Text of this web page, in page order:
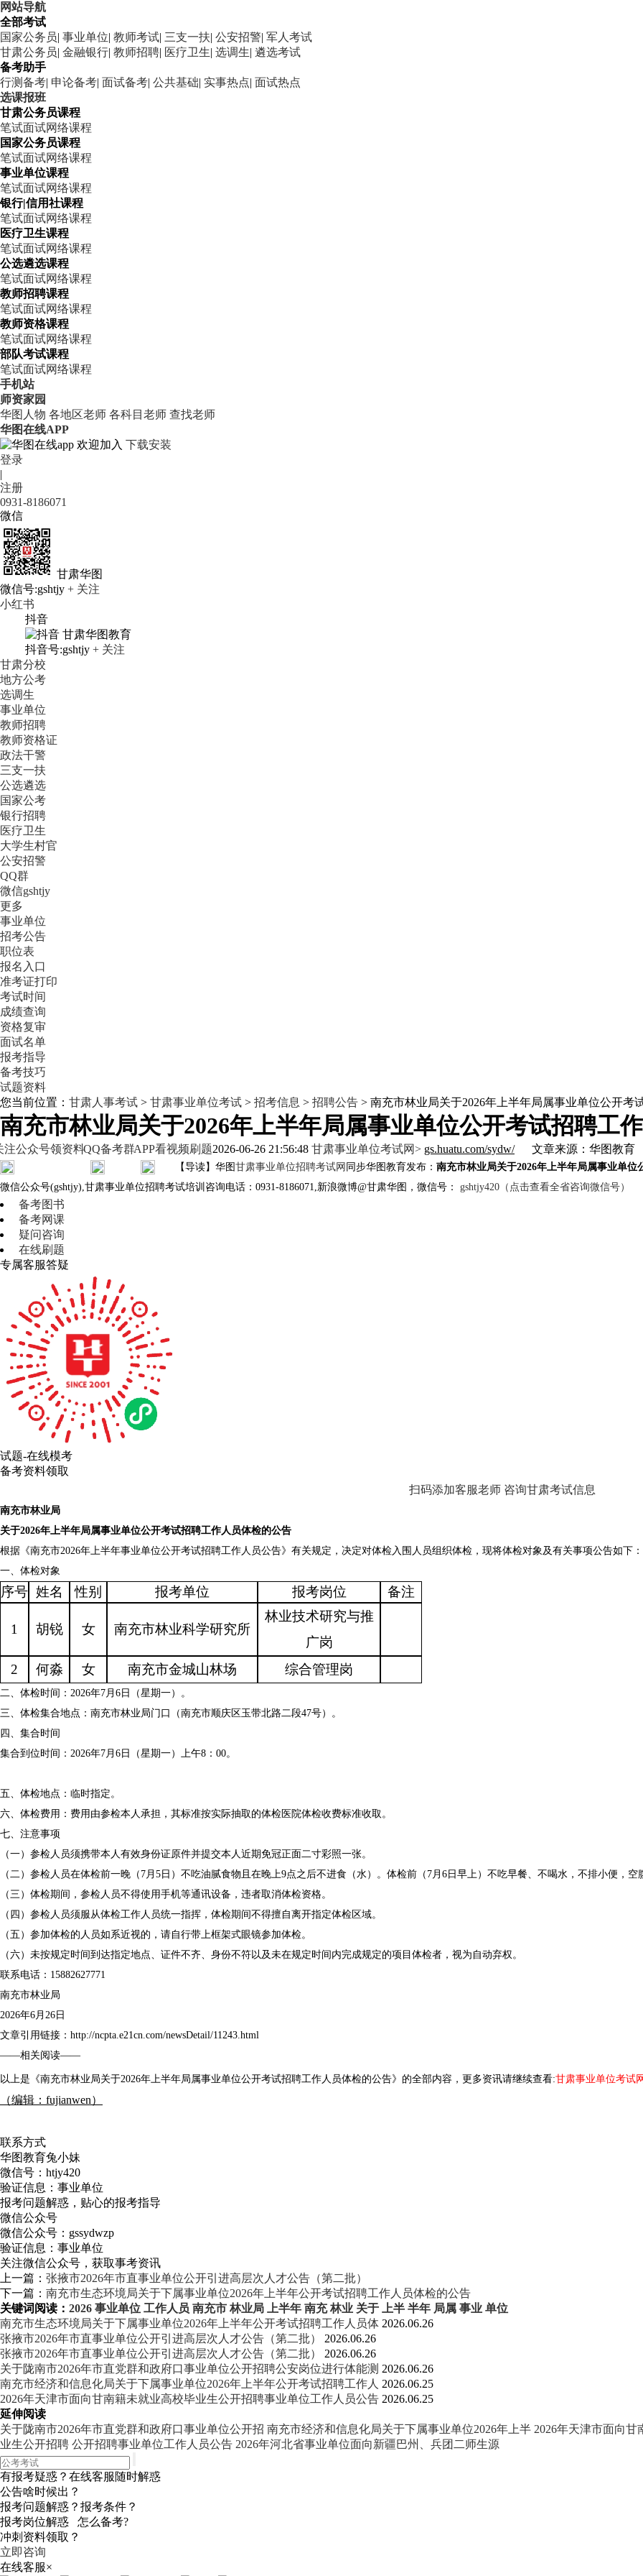
网站导航
全部考试
国家公务员| 事业单位| 教师考试| 三支一扶| 公安招警| 军人考试
甘肃公务员| 金融银行| 教师招聘| 医疗卫生| 选调生| 遴选考试
备考助手
行测备考| 申论备考| 面试备考| 公共基础| 实事热点| 面试热点
选课报班
甘肃公务员课程
笔试面试网络课程
国家公务员课程
笔试面试网络课程
事业单位课程
笔试面试网络课程
银行|信用社课程
笔试面试网络课程
医疗卫生课程
笔试面试网络课程
公选遴选课程
笔试面试网络课程
教师招聘课程
笔试面试网络课程
教师资格课程
笔试面试网络课程
部队考试课程
笔试面试网络课程
手机站
师资家园
华图人物 各地区老师 各科目老师 查找老师
华图在线APP
欢迎加入 下载安装
登录
|
注册
0931-8186071
微信
甘肃华图
微信号:gshtjy + 关注
小红书
抖音
甘肃华图教育
抖音号:gshtjy + 关注
甘肃分校
地方公考
选调生
事业单位
教师招聘
教师资格证
政法干警
三支一扶
公选遴选
国家公考
银行招聘
医疗卫生
大学生村官
公安招警
QQ群
微信gshtjy
更多
事业单位
招考公告
职位表
报名入口
准考证打印
考试时间
成绩查询
资格复审
面试名单
报考指导
备考技巧
试题资料
您当前位置： 甘肃人事考试 > 甘肃事业单位考试 > 招考信息 > 招聘公告 > 南充市林业局关于2026年上半年局属事业单位公开考
南充市林业局关于2026年上半年局属事业单位公开考试招聘工
2026-06-26 21:56:48 甘肃事业单位考试网> gs.huatu.com/sydw/
注公众号领资料QQ备考群APP看视频刷题 文章来源：华图教育
【导读】华图 甘肃事业单位招聘考试网 同步华图教育发布： 南充市林业局关于2026年上半年局属事业单
微信公众号(gshtjy),甘肃事业单位招聘考试培训咨询电话：0931-8186071,新浪微博@甘肃华图，微信号： gshtjy420（点击查看全省咨询微信号）
备考图书
备考网课
疑问咨询
在线刷题
专属客服答疑
试题-在线模考
备考资料领取
扫码添加客服老师 咨询甘肃考试信息
南充市林业局
关于2026年上半年局属事业单位公开考试招聘工作人员体检的公告
根据《南充市2026年上半年事业单位公开考试招聘工作人员公告》有关规定，决定对体检入围人员组织体检，现将体检对象及有关事项公告如下：
一、体检对象
序号 姓名 性别 报考单位 报考岗位 备注
1 胡锐 女 南充市林业科学研究所
林业技术研究与推
广岗
2
何淼 女 南充市金城山林场 综合管理岗
二、体检时间：2026年7月6日（星期一）。
三、体检集合地点：南充市林业局门口（南充市顺庆区玉带北路二段47号）。
四、集合时间
集合到位时间：2026年7月6日（星期一）上午8：00。
五、体检地点：临时指定。
六、体检费用：费用由参检本人承担，其标准按实际抽取的体检医院体检收费标准收取。
七、注意事项
（一）参检人员须携带本人有效身份证原件并提交本人近期免冠正面二寸彩照一张。
（二）参检人员在体检前一晚（7月5日）不吃油腻食物且在晚上9点之后不进食（水）。体检前（7月6日早上）不吃早餐、不喝水，不排小便，空
（三）体检期间，参检人员不得使用手机等通讯设备，违者取消体检资格。
（四）参检人员须服从体检工作人员统一指挥，体检期间不得擅自离开指定体检区域。
（五）参加体检的人员如系近视的，请自行带上框架式眼镜参加体检。
（六）未按规定时间到达指定地点、证件不齐、身份不符以及未在规定时间内完成规定的项目体检者，视为自动弃权。
联系电话：15882627771
南充市林业局
2026年6月26日
文章引用链接：http://ncpta.e21cn.com/newsDetail/11243.html
——相关阅读——
以上是《南充市林业局关于2026年上半年局属事业单位公开考试招聘工作人员体检的公告》的全部内容，更多资讯请继续查看:甘肃事业单位考试
（编辑：fujianwen）
联系方式
华图教育兔小妹
微信号： htjy420
验证信息：事业单位
报考问题解惑，贴心的报考指导
微信公众号
微信公众号： gssydwzp
验证信息：事业单位
关注微信公众号，获取事考资讯
上一篇： 张掖市2026年市直事业单位公开引进高层次人才公告（第二批）
下一篇： 南充市生态环境局关于下属事业单位2026年上半年公开考试招聘工作人员体检的公告
关键词阅读： 2026 事业单位 工作人员 南充市 林业局 上半年 南充 林业 关于 上半 半年 局属 事业 单位
南充市生态环境局关于下属事业单位2026年上半年公开考试招聘工作人员体 2026.06.26
张掖市2026年市直事业单位公开引进高层次人才公告（第二批） 2026.06.26
张掖市2026年市直事业单位公开引进高层次人才公告（第二批） 2026.06.26
关于陇南市2026年市直党群和政府口事业单位公开招聘公安岗位进行体能测 2026.06.26
南充市经济和信息化局关于下属事业单位2026年上半年公开考试招聘工作人 2026.06.25
2026年天津市面向甘南籍未就业高校毕业生公开招聘事业单位工作人员公告 2026.06.25
延伸阅读
关于陇南市2026年市直党群和政府口事业单位公开招 南充市经济和信息化局关于下属事业单位2026年上半 2026年天津市面向
业生公开招聘 公开招聘事业单位工作人员公告 2026年河北省事业单位面向新疆巴州、兵团二师生源
有报考疑惑？在线客服随时解惑
公告啥时候出？
报考问题解惑？报考条件？
报考岗位解惑 怎么备考?
冲刺资料领取？
立即咨询
在线客服×